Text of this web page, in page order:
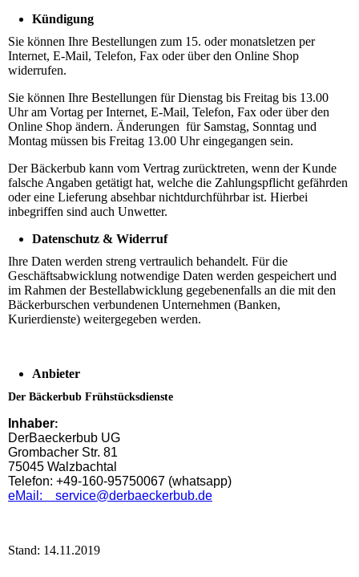
Kündigung
Sie können Ihre Bestellungen zum 15. oder monatsletzen per
Internet, E-Mail, Telefon, Fax oder über den Online Shop
widerrufen.
Sie können Ihre Bestellungen für Dienstag bis Freitag bis 13.00
Uhr am Vortag per Internet, E-Mail, Telefon, Fax oder über den
Online Shop ändern. Änderungen für Samstag, Sonntag und
Montag müssen bis Freitag 13.00 Uhr eingegangen sein.
Der Bäckerbub kann vom Vertrag zurücktreten, wenn der Kunde
falsche Angaben getätigt hat, welche die Zahlungspflicht gefährden
oder eine Lieferung absehbar nichtdurchführbar ist. Hierbei
inbegriffen sind auch Unwetter.
Datenschutz & Widerruf
Ihre Daten werden streng vertraulich behandelt. Für die
Geschäftsabwicklung notwendige Daten werden gespeichert und
im Rahmen der Bestellabwicklung gegebenenfalls an die mit den
Bäckerburschen verbundenen Unternehmen (Banken,
Kurierdienste) weitergegeben werden.
Anbieter
Der Bäckerbub Frühstücksdienste
Inhaber:
DerBaeckerbub UG
Grombacher Str. 81
75045 Walzbachtal
Telefon: +49-160-95750067 (whatsapp)
eMail: service@derbaeckerbub.de
Stand: 14.11.2019